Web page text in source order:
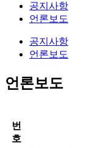
공지사항
언론보도
공지사항
언론보도
언론보도
번
호